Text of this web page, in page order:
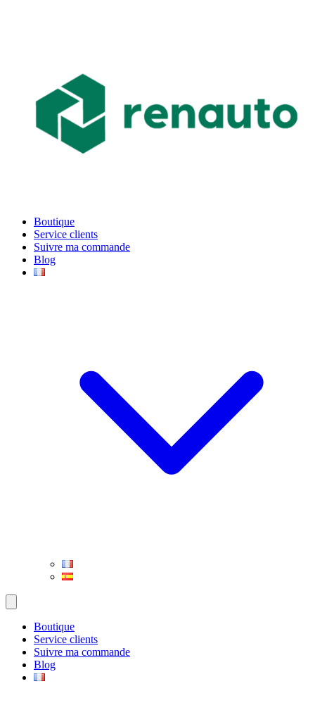
Boutique
Service clients
Suivre ma commande
Blog
Boutique
Service clients
Suivre ma commande
Blog